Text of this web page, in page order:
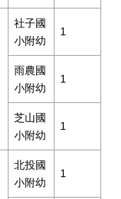
社子國
小附幼
1
雨農國
小附幼
1
芝山國
小附幼
1
北投國
小附幼
1